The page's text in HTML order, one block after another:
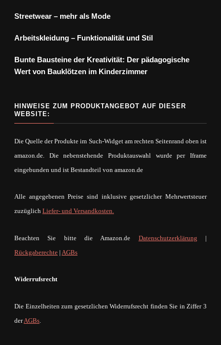
Streetwear – mehr als Mode
Arbeitskleidung – Funktionalität und Stil
Bunte Bausteine der Kreativität: Der pädagogische
Wert von Bauklötzen im Kinderzimmer
HINWEISE ZUM PRODUKTANGEBOT AUF DIESER
WEBSITE:
Die Quelle der Produkte im Such-Widget am rechten Seitenrand oben ist
amazon.de. Die nebenstehende Produktauswahl wurde per Iframe
eingebunden und ist Bestandteil von amazon.de
Alle angegebenen Preise sind inklusive gesetzlicher Mehrwertsteuer
zuzüglich Liefer- und Versandkosten.
Beachten Sie bitte die Amazon.de Datenschutzerklärung |
Rückgaberechte | AGBs
Widerrufsrecht
Die Einzelheiten zum gesetzlichen Widerrufsrecht finden Sie in Ziffer 3
derAGBs